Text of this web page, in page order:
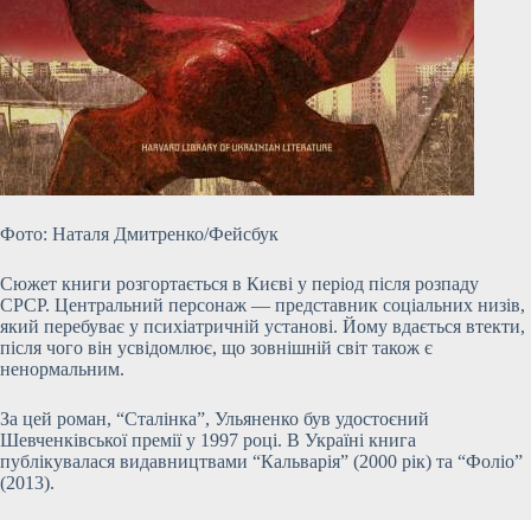
Фото: Наталя Дмитренко/Фейсбук
Сюжет книги розгортається в Києві у період після розпаду
СРСР. Центральний персонаж — представник соціальних низів,
який перебуває у психіатричній установі. Йому вдається втекти,
після чого він усвідомлює, що зовнішній світ також є
ненормальним.
За цей роман, “Сталінка”, Ульяненко був удостоєний
Шевченківської премії у 1997 році. В Україні книга
публікувалася видавництвами “Кальварія” (2000 рік) та “Фоліо”
(2013).